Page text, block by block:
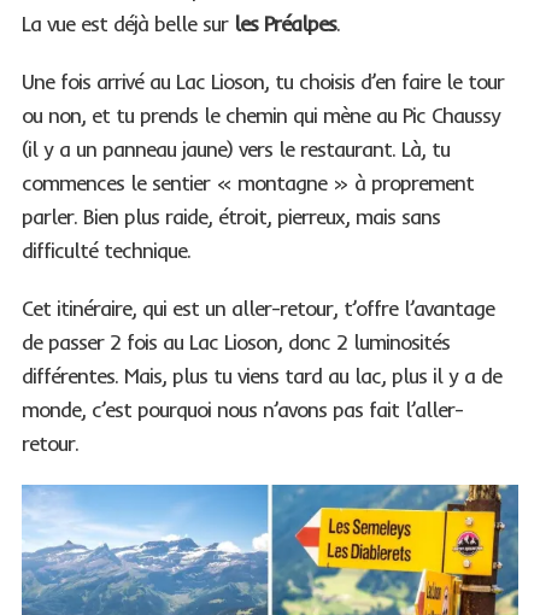
La vue est déjà belle sur les Préalpes.
Une fois arrivé au Lac Lioson, tu choisis d’en faire le tour
ou non, et tu prends le chemin qui mène au Pic Chaussy
(il y a un panneau jaune) vers le restaurant. Là, tu
commences le sentier « montagne » à proprement
parler. Bien plus raide, étroit, pierreux, mais sans
difficulté technique.
Cet itinéraire, qui est un aller-retour, t’offre l’avantage
de passer 2 fois au Lac Lioson, donc 2 luminosités
différentes. Mais, plus tu viens tard au lac, plus il y a de
monde, c’est pourquoi nous n’avons pas fait l’aller-
retour.